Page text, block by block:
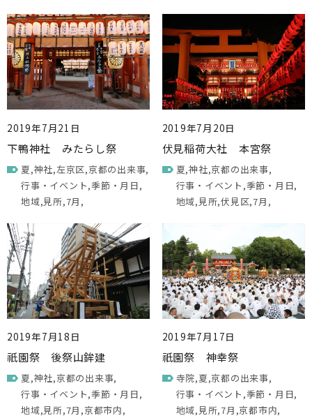
2019年7月21日
下鴨神社 みたらし祭
夏 神社 左京区 京都の出来事
行事・イベント 季節・月日
地域 見所 7月
2019年7月20日
伏見稲荷大社 本宮祭
夏 神社 京都の出来事
行事・イベント 季節・月日
地域 見所 伏見区 7月
2019年7月18日
祇園祭 後祭山鉾建
夏 神社 京都の出来事
行事・イベント 季節・月日
地域 見所 7月 京都市内
2019年7月17日
祇園祭 神幸祭
寺院 夏 京都の出来事
行事・イベント 季節・月日
地域 見所 7月 京都市内